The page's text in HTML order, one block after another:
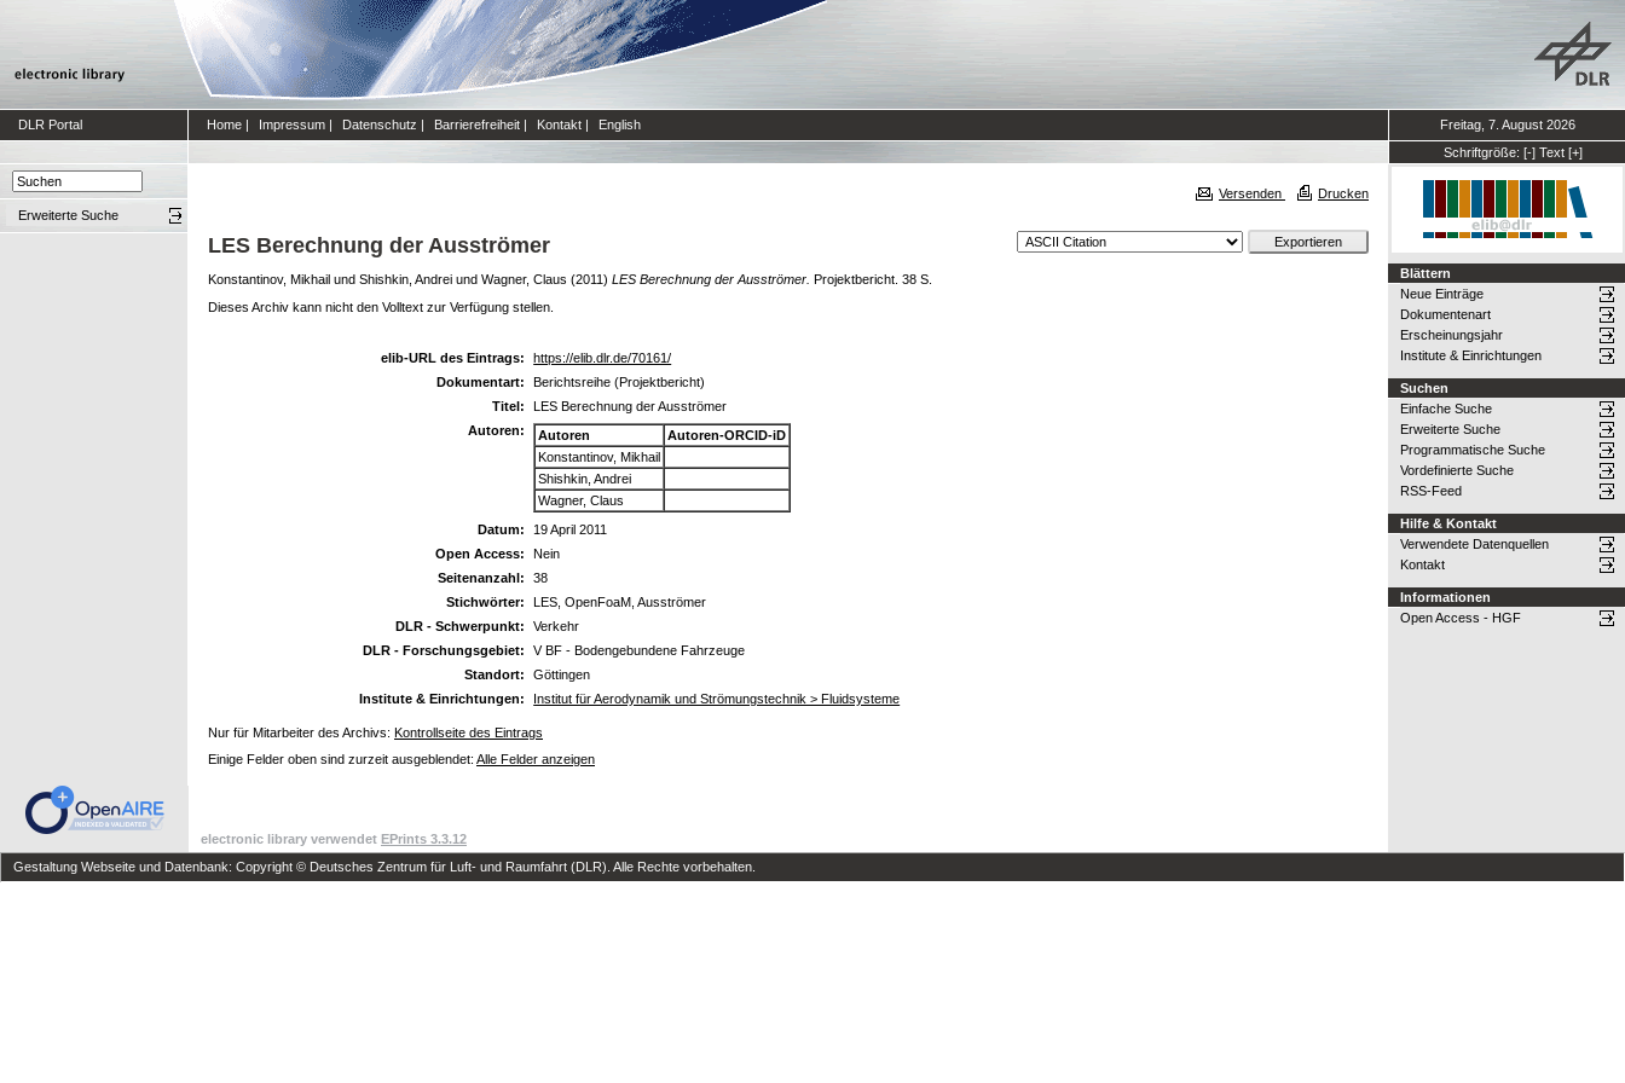
DLR Portal Home | Impressum | Datenschutz | Barrierefreiheit | Kontakt | English
Freitag, 7. August 2026
Schriftgröße: [-] Text [+]
Erweiterte Suche
Versenden Drucken
LES Berechnung der Ausströmer
Konstantinov, Mikhail und Shishkin, Andrei und Wagner, Claus (2011) LES Berechnung der Ausströmer. Projektbericht. 38 S.
Dieses Archiv kann nicht den Volltext zur Verfügung stellen.
elib-URL des Eintrags:
https://elib.dlr.de/70161/
Dokumentart:
Berichtsreihe (Projektbericht)
Titel:
LES Berechnung der Ausströmer
Autoren:
Autoren
Autoren-ORCID-iD
Konstantinov, Mikhail
Shishkin, Andrei
Wagner, Claus
Datum:
19 April 2011
Open Access:
Nein
Seitenanzahl:
38
Stichwörter:
LES, OpenFoaM, Ausströmer
DLR - Schwerpunkt:
Verkehr
DLR - Forschungsgebiet:
V BF - Bodengebundene Fahrzeuge
Standort:
Göttingen
Institute & Einrichtungen:
Institut für Aerodynamik und Strömungstechnik > Fluidsysteme
Nur für Mitarbeiter des Archivs: Kontrollseite des Eintrags
Einige Felder oben sind zurzeit ausgeblendet: Alle Felder anzeigen
Blättern
Neue Einträge
Dokumentenart
Erscheinungsjahr
Institute & Einrichtungen
Suchen
Einfache Suche
Erweiterte Suche
Programmatische Suche
Vordefinierte Suche
RSS-Feed
Hilfe & Kontakt
Verwendete Datenquellen
Kontakt
Informationen
Open Access - HGF
electronic library verwendet EPrints 3.3.12
Gestaltung Webseite und Datenbank: Copyright © Deutsches Zentrum für Luft- und Raumfahrt (DLR). Alle Rechte vorbehalten.